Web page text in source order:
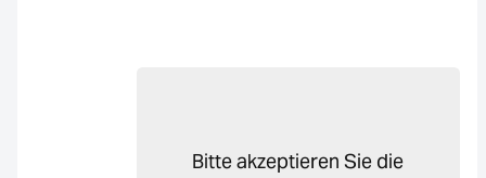
Bitte akzeptieren Sie die